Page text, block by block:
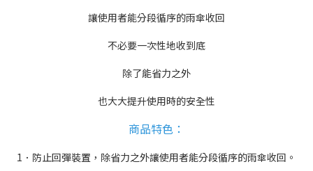
讓使用者能分段循序的雨傘收回
不必要一次性地收到底
除了能省力之外
也大大提升使用時的安全性
商品特色：
1．防止回彈裝置，除省力之外讓使用者能分段循序的雨傘收回。